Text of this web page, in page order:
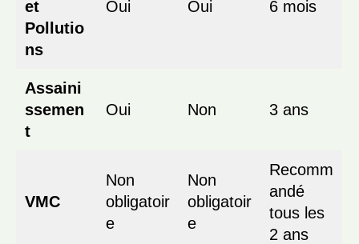
et
Pollutio
ns
Oui Oui 6 mois
Assaini
ssemen
t
Oui Non 3 ans
VMC
Non
obligatoir
e
Non
obligatoir
e
Recomm
andé
tous les
2 ans